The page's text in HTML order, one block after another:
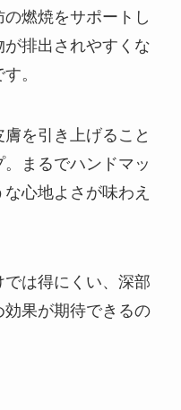
燃焼をサポートし
が排出されやすくな
。
を引き上げること
まるでハンドマッ
心地よさが味わえ
は得にくい、深部
果が期待できるの